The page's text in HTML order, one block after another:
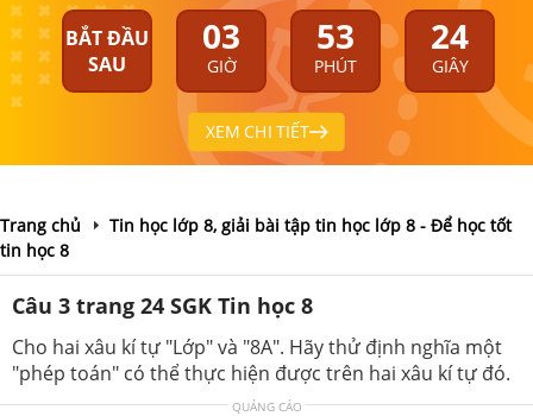
BẮT ĐẦU
SAU
03
GIỜ
53
PHÚT
24
GIÂY
XEM CHI TIẾT
Trang chủ
Tin học lớp 8, giải bài tập tin học lớp 8 - Để học tốt
tin học 8
Câu 3 trang 24 SGK Tin học 8
Cho hai xâu kí tự "Lớp" và "8A". Hãy thử định nghĩa một
"phép toán" có thể thực hiện được trên hai xâu kí tự đó.
QUẢNG CÁO